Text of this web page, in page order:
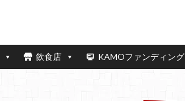
飲食店 KAMOファンディング